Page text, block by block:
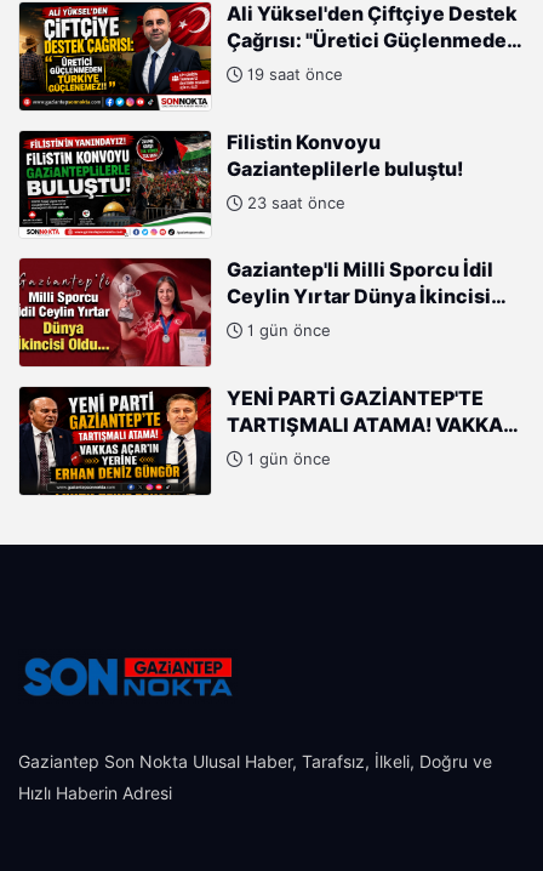
Ali Yüksel'den Çiftçiye Destek
Çağrısı: "Üretici Güçlenmeden
Türkiye Güçlenemez!"
19 saat önce
Filistin Konvoyu
Gazianteplilerle buluştu!
23 saat önce
Gaziantep'li Milli Sporcu İdil
Ceylin Yırtar Dünya İkincisi
Oldu1 gün önce
YENİ PARTİ GAZİANTEP'TE
TARTIŞMALI ATAMA! VAKKAS
AÇAR'IN YERİNE ERHAN DENİZ
1 gün önce
Gaziantep Son Nokta Ulusal Haber, Tarafsız, İlkeli, Doğru ve
Hızlı Haberin Adresi